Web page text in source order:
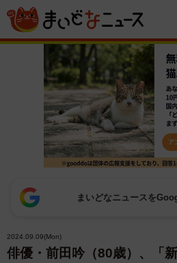
まいどなニュースを
2024.09.09(Mon)
俳優・前田吟（80歳）、「